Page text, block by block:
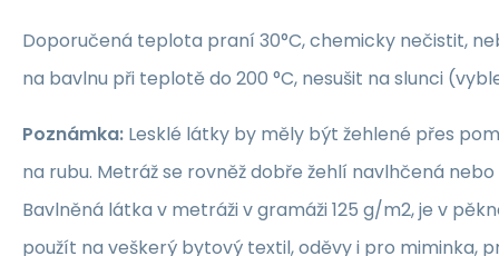
Doporučená teplota praní 30°C, chemicky nečistit,
na bavlnu při teplotě do 200 °C, nesušit na slunci
Poznámka: Lesklé látky by měly být žehlené přes
na rubu. Metráž se rovněž dobře žehlí navlhčená
Bavlněná látka v metráži v gramáži 125 g/m2, je v
použít na veškerý bytový textil, oděvy i pro miminka,